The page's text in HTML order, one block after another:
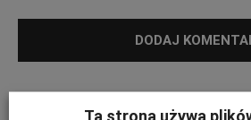
Ta strona używa